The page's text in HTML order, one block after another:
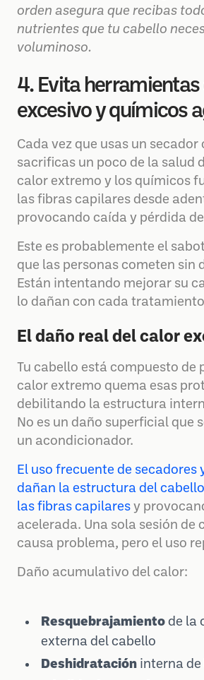
orden asegura que recibas
nutrientes que tu cabello
voluminoso.
4. Evita herramientas
excesivo y químicos
Cada vez que usas un secador
sacrificas un poco de la salud
calor extremo y los químicos
las fibras capilares desde
provocando caída y pérdida
Este es probablemente el
que las personas cometen sin
Están intentando mejorar su
lo dañan con cada
El daño real del calor
Tu cabello está compuesto de
calor extremo quema esas
debilitando la estructura
No es un daño superficial que
un acondicionador.
El uso frecuente de secadores
dañan la estructura del
las fibras capilares y
acelerada. Una sola sesión de
causa problema, pero el uso
Daño acumulativo del calor:
Resquebrajamiento de la
externa del cabello
Deshidratación interna